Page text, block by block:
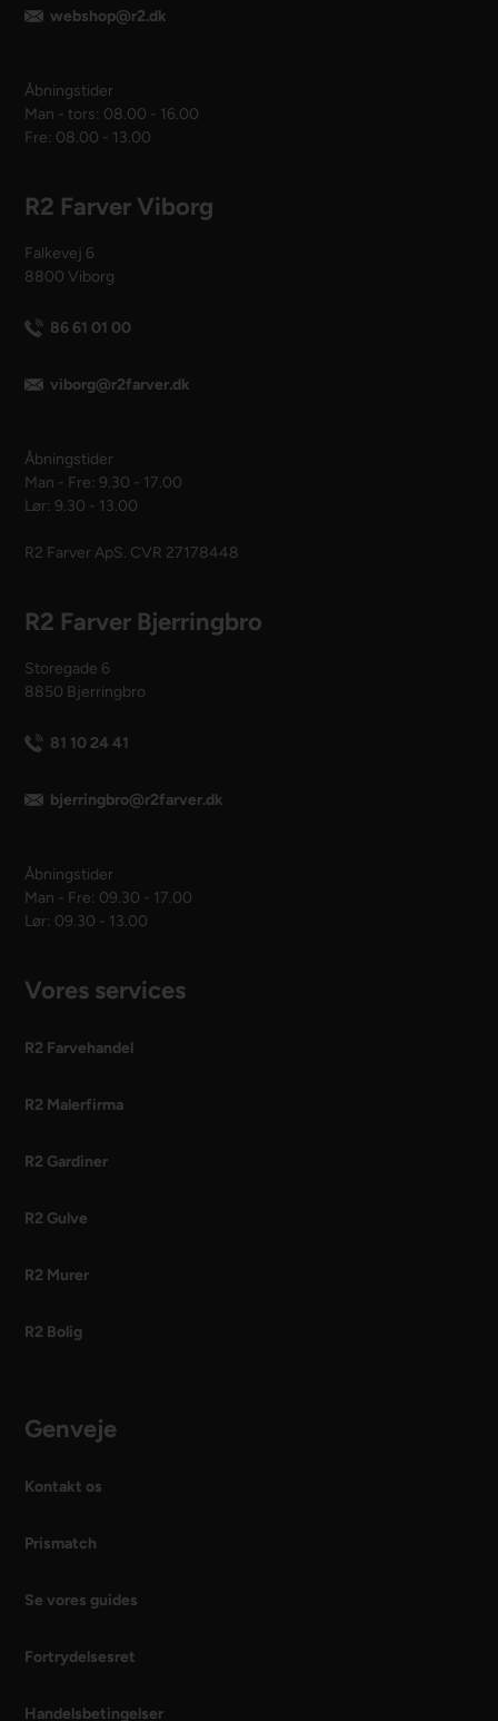
webshop@r2.dk
Åbningstider
Man - tors: 08.00 - 16.00
Fre: 08.00 - 13.00
R2 Farver Viborg
Falkevej 6
8800 Viborg
86 61 01 00
viborg@r2farver.dk
Åbningstider
Man - Fre: 9.30 - 17.00
Lør: 9.30 - 13.00
R2 Farver ApS. CVR 27178448
R2 Farver Bjerringbro
Storegade 6
8850 Bjerringbro
81 10 24 41
bjerringbro@r2farver.dk
Åbningstider
Man - Fre: 09.30 - 17.00
Lør: 09.30 - 13.00
Vores services
R2 Farvehandel
R2 Malerfirma
R2 Gardiner
R2 Gulve
R2 Murer
R2 Bolig
Genveje
Kontakt os
Prismatch
Se vores guides
Fortrydelsesret
Handelsbetingelser